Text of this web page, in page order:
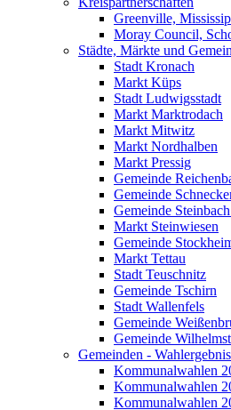
Greenville,
Moray Council,
Städte, Märkte und
Stadt Kronach
Markt Küps
Stadt Ludwigsstadt
Markt Marktrodach
Markt Mitwitz
Markt Nordhalben
Markt Pressig
Gemeinde
Gemeinde
Gemeinde
Markt Steinwiesen
Gemeinde
Markt Tettau
Stadt Teuschnitz
Gemeinde Tschirn
Stadt Wallenfels
Gemeinde
Gemeinde
Gemeinden -
Kommunalwahlen
Kommunalwahlen
Kommunalwahlen